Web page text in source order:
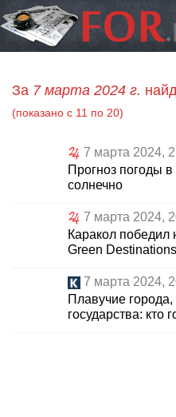
За 7 марта 2024 г.
(показано с 11 по 20)
7 марта 2024,
Прогноз погоды
солнечно
7 марта 2024,
Каракол победил
Green Destinations
7 марта 2024,
Плавучие
государства: кто